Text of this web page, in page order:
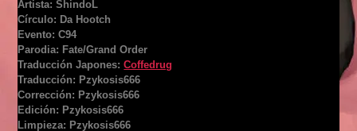
Artista: ShindoL
Círculo: Da Hootch
Evento: C94
Parodia: Fate/Grand Order
Traducción Japones:Coffedrug
Traducción: Pzykosis666
Corrección: Pzykosis666
Edición: Pzykosis666
Limpieza: Pzykosis666